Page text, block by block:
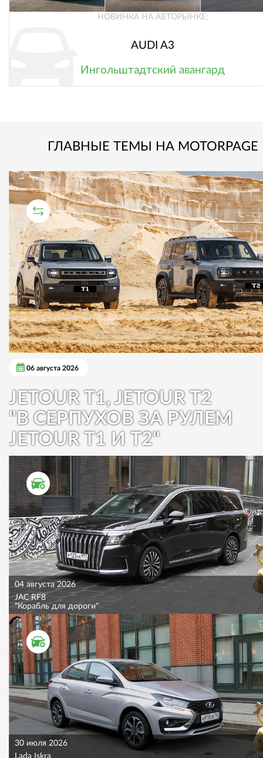
НОВИНКА НА АВТОРЫНКЕ:
AUDI A3
Ингольштадтский авангард
ГЛАВНЫЕ ТЕМЫ НА MOTORPAGE
СРАВНИТЕЛЬНЫЙ ТЕСТ
06 августа 2026
JETOUR T1, JETOUR T2
"В СЕРПУХОВ ЗА РУЛЕМ
JETOUR T1 И T2"
ТЕСТ ДРАЙВ
04 августа 2026
JAC RF8
"Корабль для дороги"
ТЕСТ ДРАЙВ
30 июля 2026
Lada Iskra